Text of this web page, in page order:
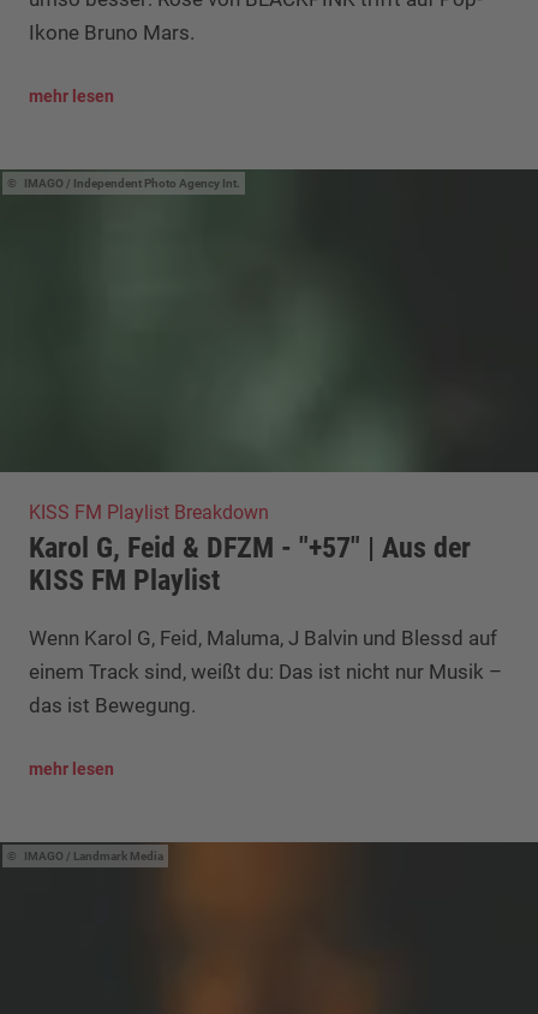
Ikone Bruno Mars.
mehr lesen
IMAGO / Independent Photo Agency Int.
KISS FM Playlist Breakdown
Karol G, Feid & DFZM - "+57" | Aus der
KISS FM Playlist
Wenn Karol G, Feid, Maluma, J Balvin und Blessd auf
einem Track sind, weißt du: Das ist nicht nur Musik –
das ist Bewegung.
mehr lesen
IMAGO / Landmark Media